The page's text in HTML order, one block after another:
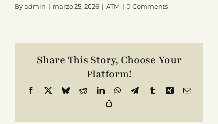
Contacto
Byadmin | marzo 25, 2026 | ATM | 0 Comments
Share This Story, Choose Your
Platform!
Facebook BlueskyRedditLinkedInWhatsApp
TelegramTumblrXing Email